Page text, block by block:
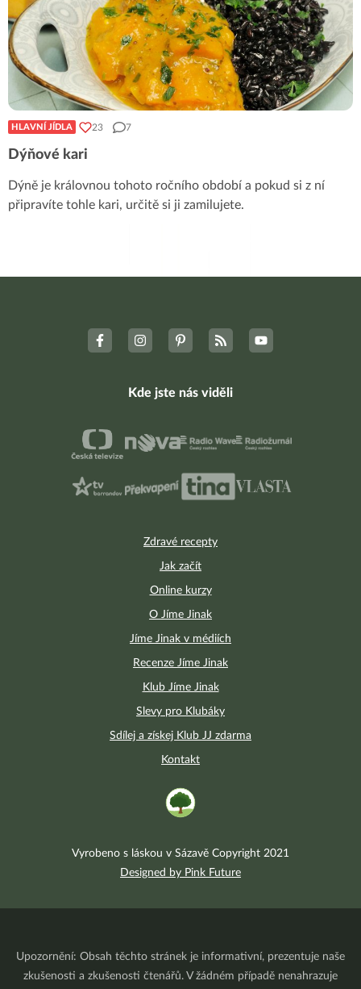
HLAVNÍ JÍDLA 23 7
Dýňové kari
Dýně je královnou tohoto ročního období a pokud si z ní
připravíte tohle kari, určitě si ji zamilujete.
Zdravé recepty
Jak začít
Online kurzy
O Jíme Jinak
Jíme Jinak v médiích
Recenze Jíme Jinak
Klub Jíme Jinak
Slevy pro Klubáky
Sdílej a získej Klub JJ zdarma
Kontakt
Kde jste nás viděli
Vyrobeno s láskou v Sázavě Copyright 2021
Designed by Pink Future
Upozornění: Obsah těchto stránek je informativní, prezentuje naše
zkušenosti a zkušenosti čtenářů. V žádném případě nenahrazuje